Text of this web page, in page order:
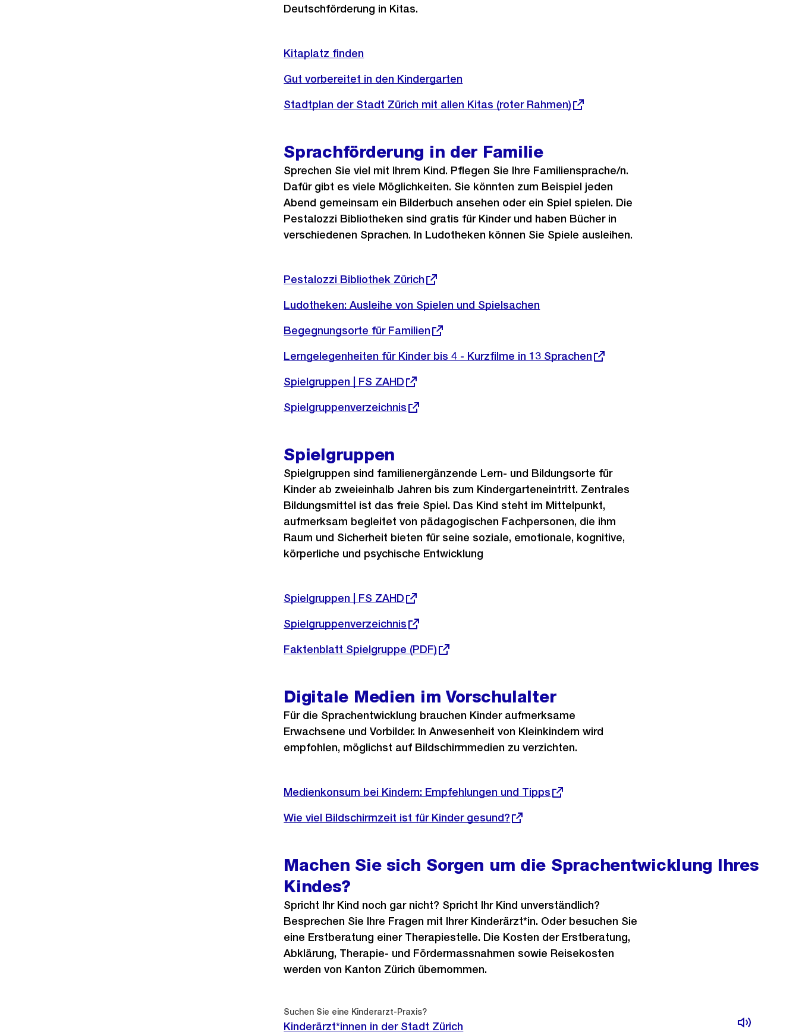
Deutschförderung in Kitas.
Kitaplatz finden
Gut vorbereitet in den Kindergarten
Externer
Stadtplan der Stadt Zürich mit allen Kitas (roter Rahmen)
Sprachförderung in der Familie
Sprechen Sie viel mit Ihrem Kind. Pflegen Sie Ihre Familiensprache/n.
Dafür gibt es viele Möglichkeiten. Sie könnten zum Beispiel jeden
Abend gemeinsam ein Bilderbuch ansehen oder ein Spiel spielen. Die
Pestalozzi Bibliotheken sind gratis für Kinder und haben Bücher in
verschiedenen Sprachen. In Ludotheken können Sie Spiele ausleihen.
Externer
Pestalozzi Bibliothek Zürich
Ludotheken: Ausleihe von Spielen und Spielsachen
Externer
Link:
Begegnungsorte für Familien
Externer
Lerngelegenheiten für Kinder bis 4 - Kurzfilme in 13 Sprachen
Externer
Link:
Spielgruppen | FS ZAHD
Externer
Link:
Spielgruppenverzeichnis
Spielgruppen
Spielgruppen sind familienergänzende Lern- und Bildungsorte für
Kinder ab zweieinhalb Jahren bis zum Kindergarteneintritt. Zentrales
Bildungsmittel ist das freie Spiel. Das Kind steht im Mittelpunkt,
aufmerksam begleitet von pädagogischen Fachpersonen, die ihm
Raum und Sicherheit bieten für seine soziale, emotionale, kognitive,
körperliche und psychische Entwicklung
Externer
Link:
Spielgruppen | FS ZAHD
Externer
Link:
Spielgruppenverzeichnis
Externer
Faktenblatt Spielgruppe (PDF)
Digitale Medien im Vorschulalter
Für die Sprachentwicklung brauchen Kinder aufmerksame
Erwachsene und Vorbilder. In Anwesenheit von Kleinkindern wird
empfohlen, möglichst auf Bildschirmmedien zu verzichten.
Externer
Medienkonsum bei Kindern: Empfehlungen und Tipps
Externer
Wie viel Bildschirmzeit ist für Kinder gesund?
Machen Sie sich Sorgen um die Sprachentwicklung Ihres
Kindes?
Spricht Ihr Kind noch gar nicht? Spricht Ihr Kind unverständlich?
Besprechen Sie Ihre Fragen mit Ihrer Kinderärzt*in. Oder besuchen Sie
eine Erstberatung einer Therapiestelle. Die Kosten der Erstberatung,
Abklärung, Therapie- und Fördermassnahmen sowie Reisekosten
werden von Kanton Zürich übernommen.
Suchen Sie eine Kinderarzt-Praxis?
Kinderärzt*innen in der Stadt Zürich